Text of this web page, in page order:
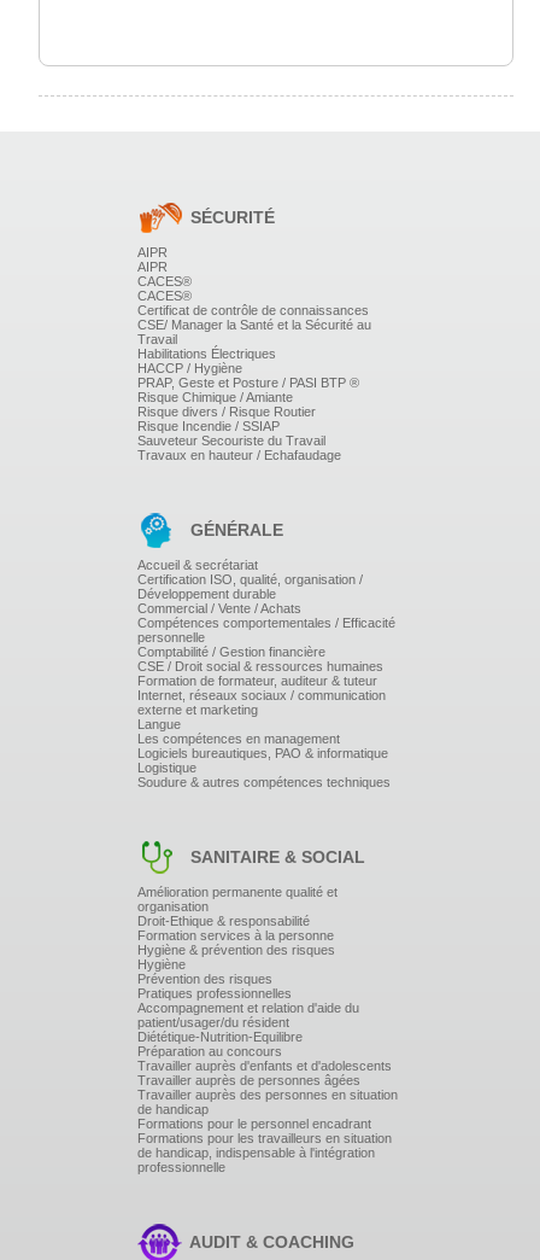
SÉCURITÉ
AIPR
AIPR
CACES®
CACES®
Certificat de contrôle de connaissances
CSE/ Manager la Santé et la Sécurité au
Travail
Habilitations Électriques
HACCP / Hygiène
PRAP, Geste et Posture / PASI BTP ®
Risque Chimique / Amiante
Risque divers / Risque Routier
Risque Incendie / SSIAP
Sauveteur Secouriste du Travail
Travaux en hauteur / Echafaudage
GÉNÉRALE
Accueil & secrétariat
Certification ISO, qualité, organisation /
Développement durable
Commercial / Vente / Achats
Compétences comportementales / Efficacité
personnelle
Comptabilité / Gestion financière
CSE / Droit social & ressources humaines
Formation de formateur, auditeur & tuteur
Internet, réseaux sociaux / communication
externe et marketing
Langue
Les compétences en management
Logiciels bureautiques, PAO & informatique
Logistique
Soudure & autres compétences techniques
SANITAIRE & SOCIAL
Amélioration permanente qualité et
organisation
Droit-Ethique & responsabilité
Formation services à la personne
Hygiène & prévention des risques
Hygiène
Prévention des risques
Pratiques professionnelles
Accompagnement et relation d'aide du
patient/usager/du résident
Diététique-Nutrition-Equilibre
Préparation au concours
Travailler auprès d'enfants et d'adolescents
Travailler auprès de personnes âgées
Travailler auprès des personnes en situation
de handicap
Formations pour le personnel encadrant
Formations pour les travailleurs en situation
de handicap, indispensable à l'intégration
professionnelle
AUDIT & COACHING